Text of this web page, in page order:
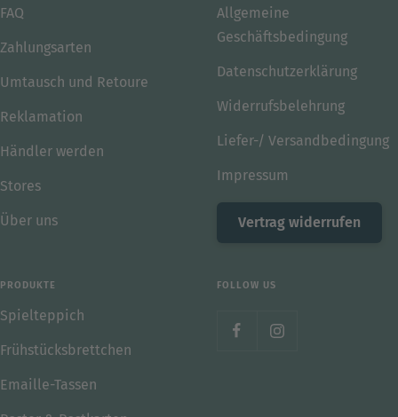
FAQ
Zahlungsarten
Umtausch und Retoure
Reklamation
Händler werden
Stores
Über uns
Allgemeine
Geschäftsbedingung
Datenschutzerklärung
Widerrufsbelehrung
Liefer-/ Versandbedingung
Impressum
Vertrag widerrufen
PRODUKTE
Spielteppich
Frühstücksbrettchen
Emaille-Tassen
FOLLOW US